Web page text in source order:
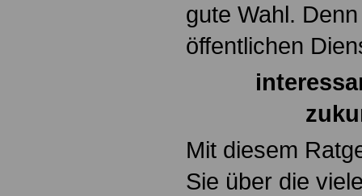
gute Wahl.
öffentlichen
Mit diesem
Sie über die